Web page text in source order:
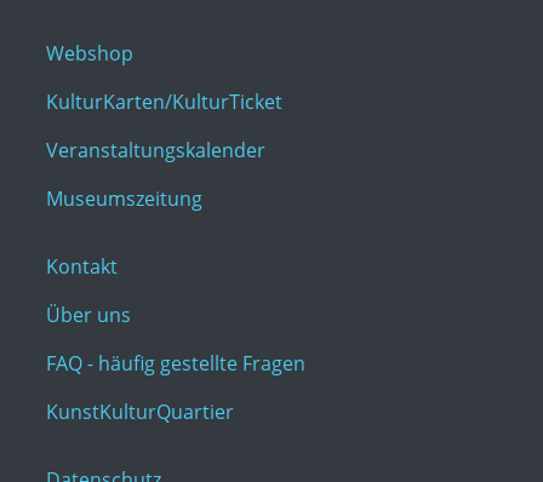
Webshop
KulturKarten/KulturTicket
Veranstaltungskalender
Museumszeitung
Kontakt
Über uns
FAQ - häufig gestellte Fragen
KunstKulturQuartier